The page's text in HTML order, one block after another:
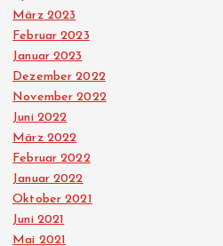
März 2023
Februar 2023
Januar 2023
Dezember 2022
November 2022
Juni 2022
März 2022
Februar 2022
Januar 2022
Oktober 2021
Juni 2021
Mai 2021